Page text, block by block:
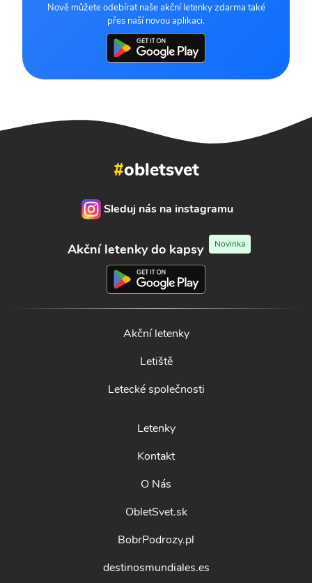
Nově můžete odebírat naše akční letenky zdarma také
přes naší novou aplikaci.
#obletsvet
Sleduj nás na instagramu
Akční letenky do kapsy Novinka
Akční letenky
Letiště
Letecké společnosti
Letenky
Kontakt
O Nás
ObletSvet.sk
BobrPodrozy.pl
destinosmundiales.es